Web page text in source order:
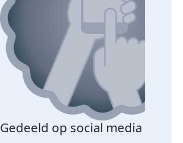
Gedeeld op social media